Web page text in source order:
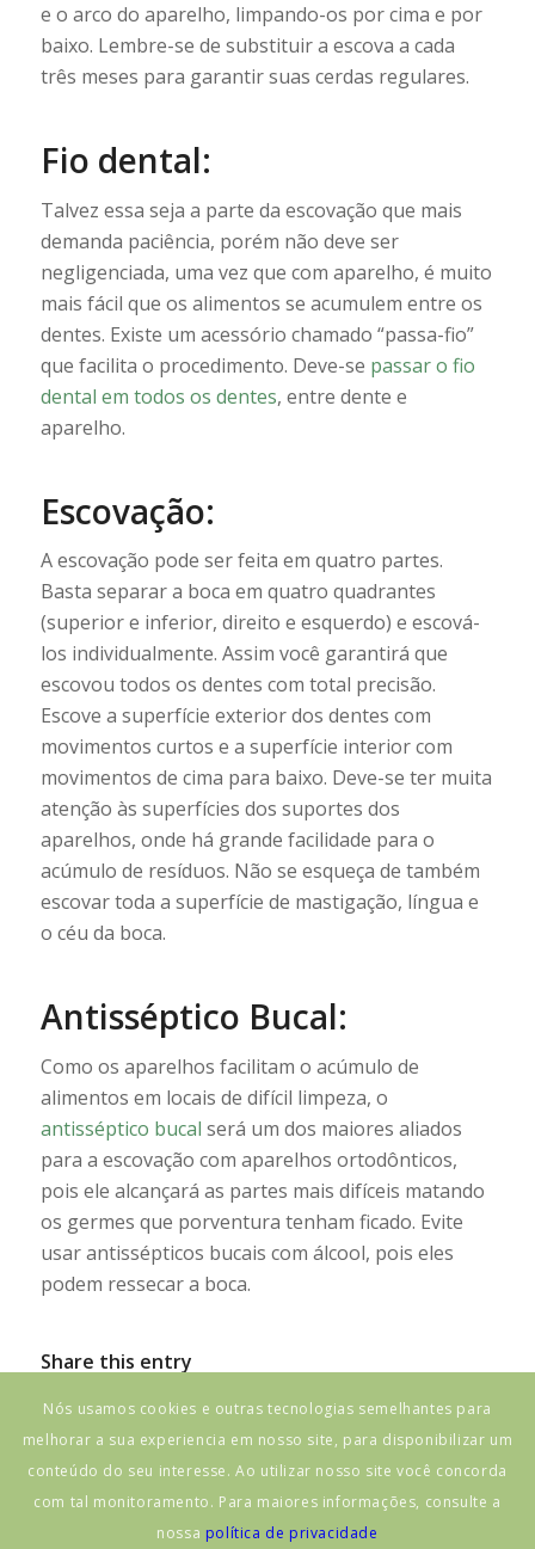
e o arco do aparelho, limpando-os por cima e por
baixo. Lembre-se de substituir a escova a cada
três meses para garantir suas cerdas regulares.
Fio dental:
Talvez essa seja a parte da escovação que mais
demanda paciência, porém não deve ser
negligenciada, uma vez que com aparelho, é muito
mais fácil que os alimentos se acumulem entre os
dentes. Existe um acessório chamado “passa-fio”
que facilita o procedimento. Deve-se passar o fio
dental em todos os dentes, entre dente e
aparelho.
Escovação:
A escovação pode ser feita em quatro partes.
Basta separar a boca em quatro quadrantes
(superior e inferior, direito e esquerdo) e escová-
los individualmente. Assim você garantirá que
escovou todos os dentes com total precisão.
Escove a superfície exterior dos dentes com
movimentos curtos e a superfície interior com
movimentos de cima para baixo. Deve-se ter muita
atenção às superfícies dos suportes dos
aparelhos, onde há grande facilidade para o
acúmulo de resíduos. Não se esqueça de também
escovar toda a superfície de mastigação, língua e
o céu da boca.
Antisséptico Bucal:
Como os aparelhos facilitam o acúmulo de
alimentos em locais de difícil limpeza, o
antisséptico bucal será um dos maiores aliados
para a escovação com aparelhos ortodônticos,
pois ele alcançará as partes mais difíceis matando
os germes que porventura tenham ficado. Evite
usar antissépticos bucais com álcool, pois eles
podem ressecar a boca.
Share this entry
Nós usamos cookies e outras tecnologias semelhantes para
melhorar a sua experiencia em nosso site, para disponibilizar um
conteúdo do seu interesse. Ao utilizar nosso site você concorda
com tal monitoramento. Para maiores informações, consulte a
nossa política de privacidade